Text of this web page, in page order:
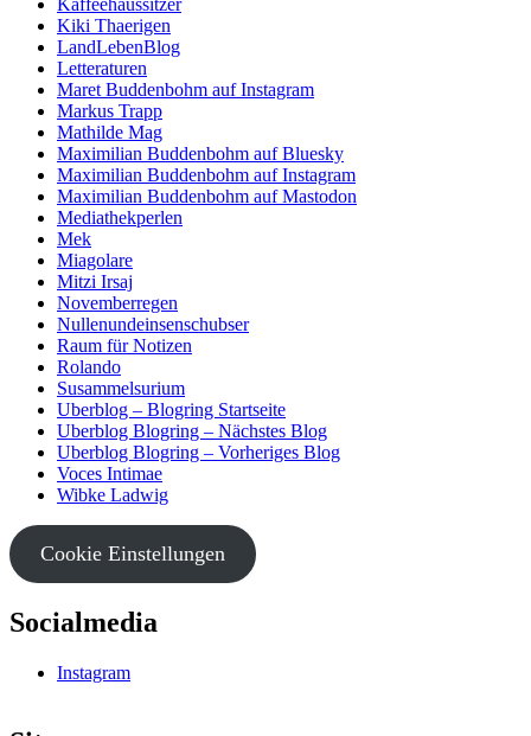
Kiki Thaerigen
LandLebenBlog
Letteraturen
Maret Buddenbohm auf Instagram
Markus Trapp
Mathilde Mag
Maximilian Buddenbohm auf Bluesky
Maximilian Buddenbohm auf Instagram
Maximilian Buddenbohm auf Mastodon
Mediathekperlen
Mek
Miagolare
Mitzi Irsaj
Novemberregen
Nullenundeinsenschubser
Raum für Notizen
Rolando
Susammelsurium
Uberblog – Blogring Startseite
Uberblog Blogring – Nächstes Blog
Uberblog Blogring – Vorheriges Blog
Voces Intimae
Wibke Ladwig
Cookie Einstellungen
Socialmedia
Instagram